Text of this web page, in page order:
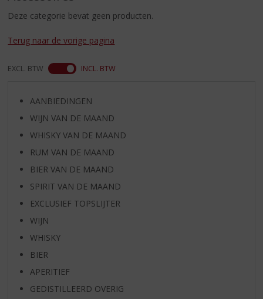
p
i
g
Deze categorie bevat geen producten.
Terug naar de vorige pagina
EXCL. BTW INCL. BTW
AANBIEDINGEN
WIJN VAN DE MAAND
WHISKY VAN DE MAAND
RUM VAN DE MAAND
BIER VAN DE MAAND
SPIRIT VAN DE MAAND
EXCLUSIEF TOPSLIJTER
WIJN
WHISKY
BIER
APERITIEF
GEDISTILLEERD OVERIG